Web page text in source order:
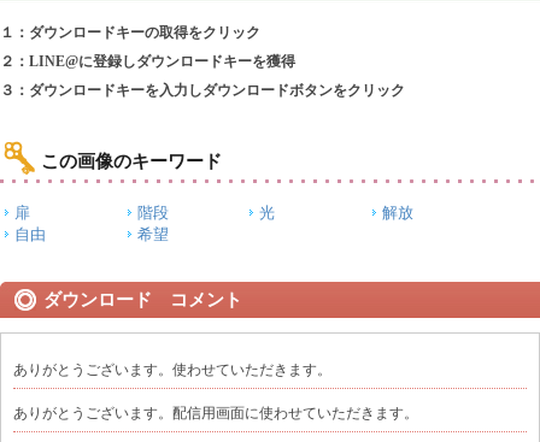
１：ダウンロードキーの取得をクリック
２：LINE@に登録しダウンロードキーを獲得
３：ダウンロードキーを入力しダウンロードボタンをクリック
この画像のキーワード
扉 階段 光
解放
自由
希望
ダウンロード コメント
ありがとうございます。使わせていただきます。
ありがとうございます。配信用画面に使わせていただきます。